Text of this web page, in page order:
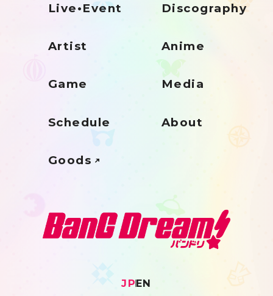
Live•Event Discography
Artist Anime
Game Media
Schedule About
Goods
JPEN